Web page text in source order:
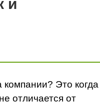
и
компании? Это когда
отличается от